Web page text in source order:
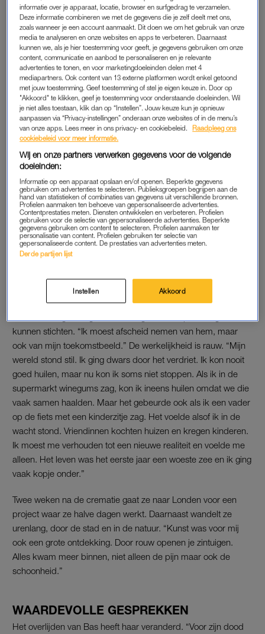
op zoek. Ze hadden zijn boot gevonden, maar Bas zelf was
spoorloos. Ik wist meteen dat hij dood was. Eigenlijk wist ik dat
die nacht al.”
Twee dagen later wordt zijn lichaam gevonden. “We zullen er
nooit achter komen wat er precies is gebeurd, maar het meest
waarschijnlijke scenario is dat hij wilde aanmeren, gevallen is,
bewusteloos is geraakt en is verdronken.” De doodsoorzaak
voelt paradoxaal: “Varen was zijn lust en zijn leven. Hij kon zo
uren weg zijn met de boot. Hij hield ontzettend van het water
en hielp altijd anderen die bijvoorbeeld met een bootje waren
gestrand.”
De vrouw van Ton stierf aan
Alzheimer: 'We hadden ineens
ruzie over de vaatwasser, zo
kende ik haar niet'
ROUWPROCES
kunnen stichten. “Ik moest afscheid nemen van hem, maar
ook van mijn toekomstbeeld.” De werkelijkheid is rauw. “Mijn
wereld stond stil. Ik ging dwars door het verdriet. Ik kon nooit
goed huilen, maar nu kon ik soms niet stoppen. Als ik in de
supermarkt winegums zag, kon ik ineens huilen omdat we die
vaak samen haalden. Maar het gebeurde ook als ik een vader
op de fiets met een kinderzitje zag. Het voelde alsof ik in de
wacht stond. Vriendinnen kochten huizen en kregen kinderen.
Ik moest me verhouden tot een nieuwe realiteit en voelde me
alleen. Het leven was het eerste jaar een woeste zee en ik ging
vaak kopje onder.”
Twee weken na de crematie gaat ze naar Londen voor een
project waar ze halve dagen werkt. Daarnaast wandelt ze
urenlang, door de stad en in de natuur. “Kunst was voor mij
ook een grote ontdekking. Door rouw openen je zintuigen.
Alles kwam meer binnen, niet alleen de pijn maar ook de
schoonheid.”
WAARDEVOLLE GESPREKKEN
Het overlijden van Bas heeft haar veranderd. “Voor zijn dood
informatie over je apparaat, locatie, browser en surfgedrag te verzamelen.
Deze informatie combineren we met de gegevens die je zelf deelt met ons,
zoals wanneer je een account aanmaakt. Dit doen we om het gebruik van onze
media te analyseren en onze websites en apps te verbeteren. Daarnaast
kunnen we, als je hier toestemming voor geeft, je gegevens gebruiken om onze
content, communicatie en aanbod te personaliseren en je relevante
advertenties te tonen, en voor marketingdoeleinden delen met 4
mediapartners. Ook content van 13 externe platformen wordt enkel getoond
met jouw toestemming. Geef toestemming of stel je eigen keuze in. Door op
"Akkoord" te klikken, geef je toestemming voor onderstaande doeleinden. Wil
je niet alles toestaan, klik dan op “Instellen”. Jouw keuze kun je opnieuw
aanpassen via “Privacy-instellingen” onderaan onze websites of in de menu’s
van onze apps. Lees meer in ons privacy- en cookiebeleid.
Raadpleeg ons
cookiebeleid voor meer informatie.
Wij en onze partners verwerken gegevens voor de volgende
doeleinden:
Informatie op een apparaat opslaan en/of openen. Beperkte gegevens
gebruiken om advertenties te selecteren. Publieksgroepen begrijpen aan de
hand van statistieken of combinaties van gegevens uit verschillende bronnen.
Profielen aanmaken ten behoeve van gepersonaliseerde advertenties.
Contentprestaties meten. Diensten ontwikkelen en verbeteren. Profielen
gebruiken voor de selectie van gepersonaliseerde advertenties. Beperkte
gegevens gebruiken om content te selecteren. Profielen aanmaken ter
personalisatie van content. Profielen gebruiken ter selectie van
gepersonaliseerde content. De prestaties van advertenties meten.
Derde partijen lijst
Instellen Akkoord